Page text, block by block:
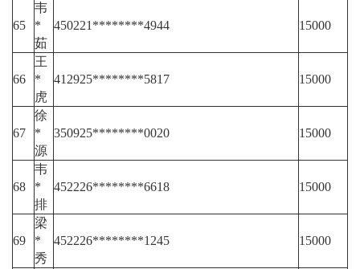
65
韦
*
茹
450221********4944 15000
66
王
*
虎
412925********5817 15000
67
徐
*
源
350925********0020 15000
68
韦
*
排
452226********6618 15000
69
梁
*
秀
452226********1245 15000